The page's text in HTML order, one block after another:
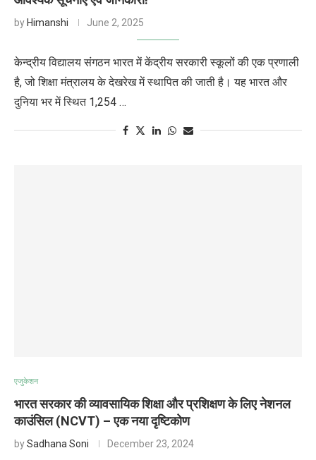
by Himanshi June 2, 2025
केन्द्रीय विद्यालय संगठन भारत में केंद्रीय सरकारी स्कूलों की एक प्रणाली
है, जो शिक्षा मंत्रालय के देखरेख में स्थापित की जाती है। यह भारत और
दुनिया भर में स्थित 1,254 …
एजुकेशन
भारत सरकार की व्यावसायिक शिक्षा और प्रशिक्षण के लिए नेशनल
काउंसिल (NCVT) – एक नया दृष्टिकोण
bySadhana Soni December 23, 2024